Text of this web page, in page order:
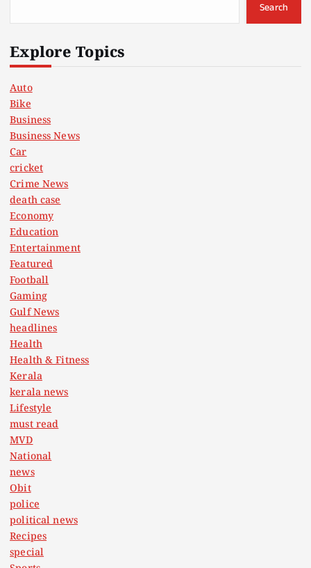
Search
Explore Topics
Auto
Bike
Business
Business News
Car
cricket
Crime News
death case
Economy
Education
Entertainment
Featured
Football
Gaming
Gulf News
headlines
Health
Health & Fitness
Kerala
kerala news
Lifestyle
must read
MVD
National
news
Obit
police
political news
Recipes
special